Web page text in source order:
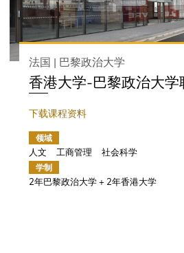
法国 | 巴黎政治大学
香港大学-巴黎政治大学
下载课程资料
领域
人文 工商管理 社会科学
学制
2年巴黎政治大学 + 2年香港大学